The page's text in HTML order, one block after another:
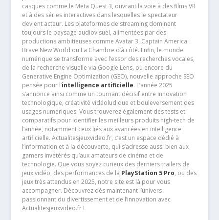
casques comme le Meta Quest 3, ouvrant la voie à des films VR
et à des séries interactives dans lesquelles le spectateur
devient acteur. Les plateformes de streaming dominent
toujours le paysage audiovisuel, alimentées par des
productions ambitieuses comme Avatar 3, Captain America:
Brave New World ou La Chambre d’à côté. Enfin, le monde
numérique se transforme avec l’essor des recherches vocales,
de la recherche visuelle via Google Lens, ou encore du
Generative Engine Optimization (GEO), nouvelle approche SEO
pensée pour l’intelligence artificielle. L’année 2025
s’annonce ainsi comme un tournant décisif entre innovation
technologique, créativité vidéoludique et bouleversement des
usages numériques. Vous trouverez également des tests et
comparatifs pour identifier les meilleurs produits high-tech de
l’année, notamment ceux liés aux avancées en intelligence
artificielle. Actualitesjeuxvideo.fr, c’est un espace dédié à
l’information et à la découverte, qui s’adresse aussi bien aux
gamers invétérés qu’aux amateurs de cinéma et de
technologie. Que vous soyez curieux des derniers trailers de
jeux vidéo, des performances de la PlayStation 5 Pro, ou des
jeux très attendus en 2025, notre site est là pour vous
accompagner. Découvrez dès maintenant l’univers
passionnant du divertissement et de l’innovation avec
Actualitesjeuxvideo.fr !